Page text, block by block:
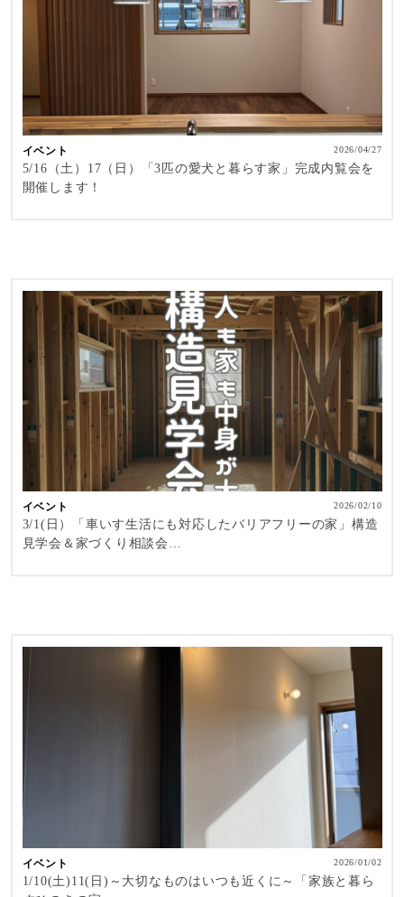
イベント 2026/04/27
5/16（土）17（日）「3匹の愛犬と暮らす家」完成内覧会を
開催します！
イベント 2026/02/10
3/1(日）「車いす生活にも対応したバリアフリーの家」構造
見学会＆家づくり相談会…
イベント 2026/01/02
1/10(土)11(日)～大切なものはいつも近くに～「家族と暮ら